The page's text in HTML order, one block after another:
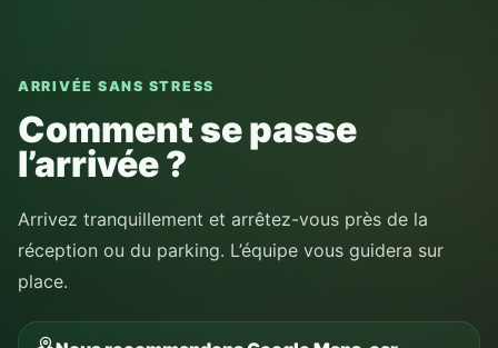
ARRIVÉE SANS STRESS
Comment se passe
l’arrivée ?
Arrivez tranquillement et arrêtez-vous près de la
réception ou du parking. L’équipe vous guidera sur
place.